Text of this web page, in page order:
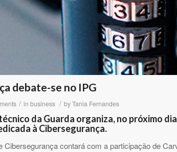
debate-se no IPG
/ in business / byTania Fernandes
da Guarda organiza, no próximo
à Cibersegurança.
Cibersegurança contará com a participação de